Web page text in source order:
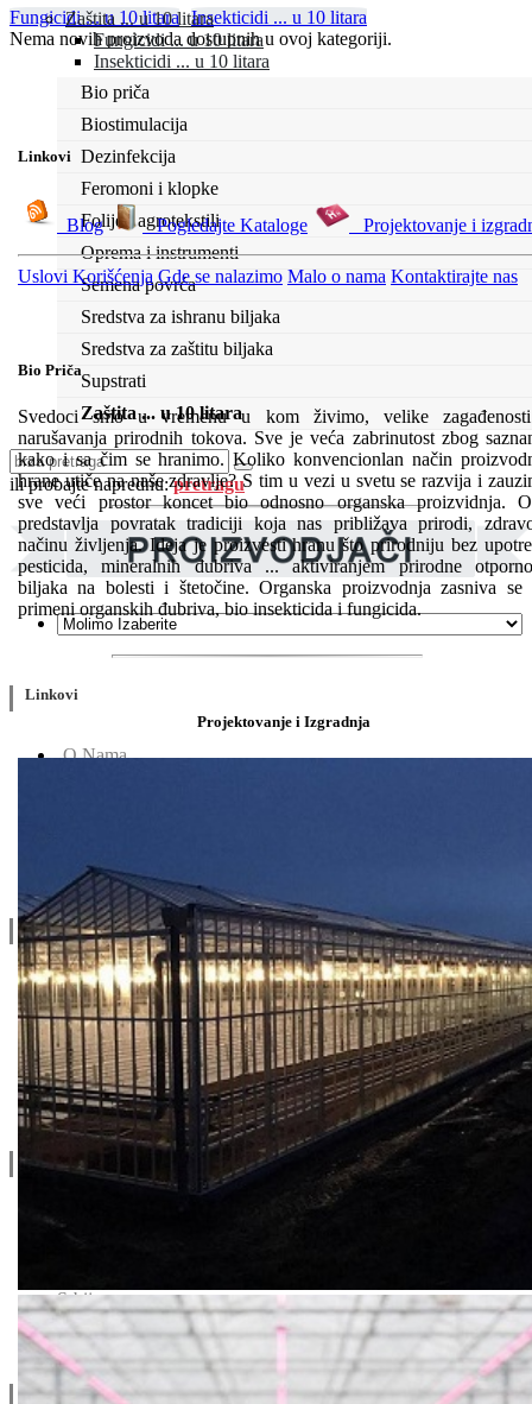
Zaštita ... u 10 litara
Fungicidi ... u 10 litara
Insekticidi ... u 10 litara
Linkovi
Blog Pogledajte Kataloge Projektovanje i
Uslovi Korišćenja Gde se nalazimo Malo o nama Kontaktirajte nas
Bio Priča
Svedoci smo u vremenu u kom živimo, velike
narušavanja prirodnih tokova. Sve je veća zabrinutost zbog
kako i sa čim se hranimo. Koliko konvencionlan način
hrane utiče na naše zdravlje? S tim u vezi u svetu se razvija i
sve veći prostor koncet bio odnosno organska proizvidnja.
predstavlja povratak tradiciji koja nas približava prirodi,
načinu življenja. Ideja je proizvesti hranu što prirodniju bez
pesticida, mineralnih đubriva ... aktiviranjem prirodne
biljaka na bolesti i štetočine. Organska proizvodnja zasniva se
primeni organskih đubriva, bio insekticida i fungicida.
Projektovanje i Izgradnja
Fungicidi ... u 10 litara Insekticidi ... u 10 litara
Nema novih proizvoda dostupnih u ovoj kategoriji.
Bio priča
Biostimulacija
Dezinfekcija
Feromoni i klopke
Folije i agrotekstili
Oprema i instrumenti
Semena povrća
Sredstva za ishranu biljaka
Sredstva za zaštitu biljaka
Supstrati
Zaštita ... u 10 litara
ili probajte naprednu:pretragu
Linkovi
O Nama
Projektovanje / Izgradnja
Informacije
Privatnost & Kolačići
Uslovi Korišćenja
Dostava & Povraćaj
Mapa
Kontakt info
065/202-52-02
Srbija
Kontaktirajte nas
Social